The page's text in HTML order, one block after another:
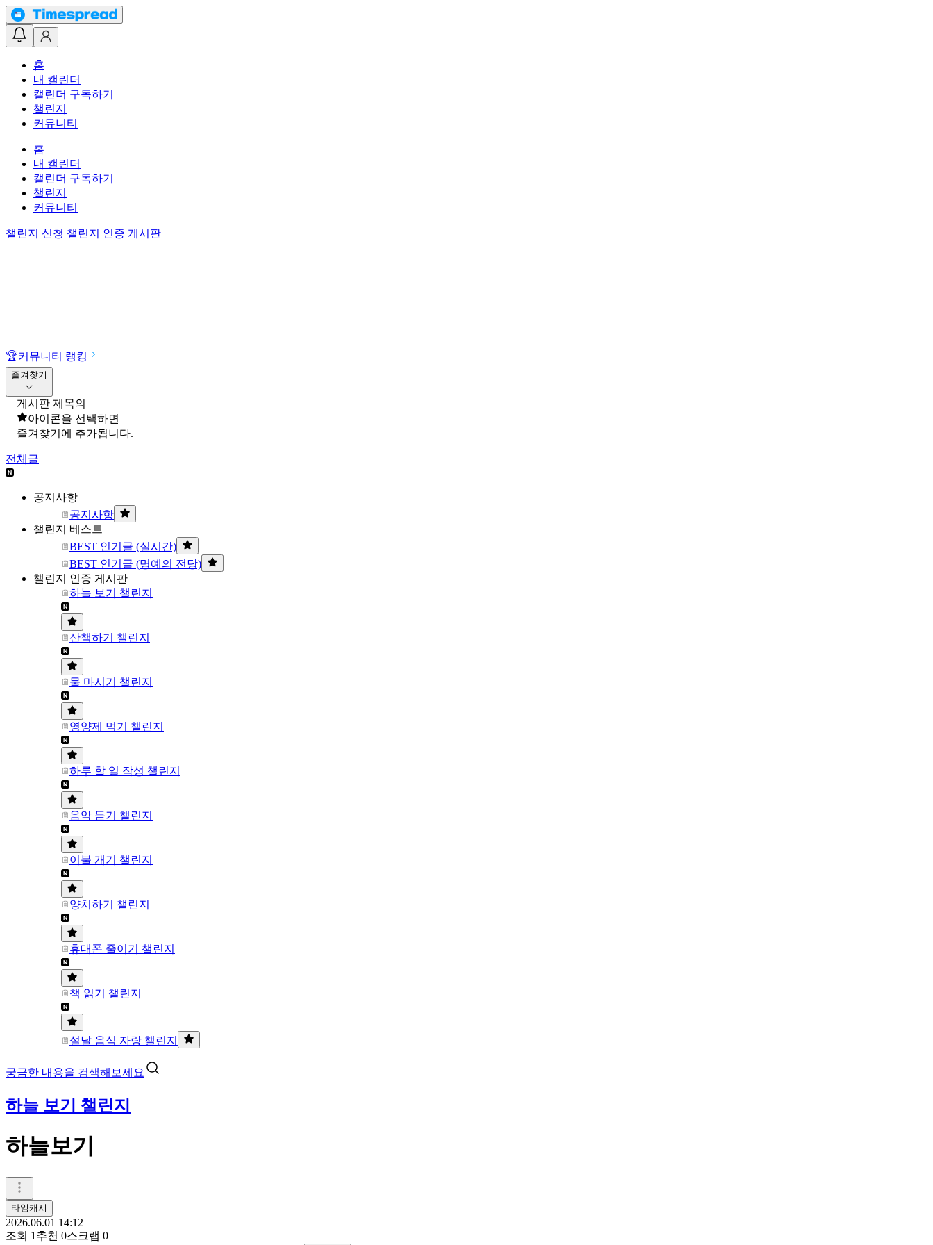
홈
내 캘린더
캘린더 구독하기
챌린지
커뮤니티
홈
내 캘린더
캘린더 구독하기
챌린지
커뮤니티
챌린지 신청 챌린지 인증 게시판
🏆커뮤니티 랭킹
즐겨찾기
게시판 제목의
아이콘을 선택하면
즐겨찾기에 추가됩니다.
전체글
공지사항
공지사항
챌린지 베스트
BEST 인기글 (실시간)
BEST 인기글 (명예의 전당)
챌린지 인증 게시판
하늘 보기 챌린지
산책하기 챌린지
물 마시기 챌린지
영양제 먹기 챌린지
하루 할 일 작성 챌린지
음악 듣기 챌린지
이불 개기 챌린지
양치하기 챌린지
휴대폰 줄이기 챌린지
책 읽기 챌린지
설날 음식 자랑 챌린지
궁금한 내용을 검색해보세요
하늘 보기 챌린지
하늘보기
타임캐시
2026.06.01 14:12
조회 1 추천 0스크랩 0